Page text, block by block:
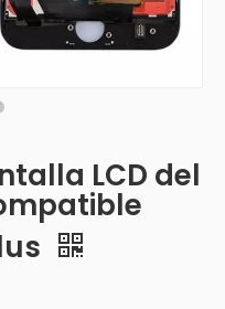
LCD del